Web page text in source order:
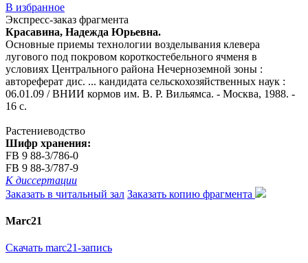
В избранное
Экспресс-заказ фрагмента
Красавина, Надежда Юрьевна.
Основные приемы технологии возделывания клевера
лугового под покровом короткостебельного ячменя в
условиях Центрального района Нечерноземной зоны :
автореферат дис. ... кандидата сельскохозяйственных наук :
06.01.09 / ВНИИ кормов им. В. Р. Вильямса. - Москва, 1988. -
16 с.
Растениеводство
Шифр хранения:
FB 9 88-3/786-0
FB 9 88-3/787-9
К диссертации
Заказать в читальный зал Заказать копию фрагмента
Marc21
Скачать marc21-запись